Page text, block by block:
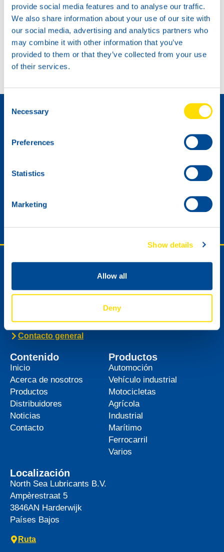
provide social media features and to analyse our traffic.
We also share information about your use of our site with
our social media, advertising and analytics partners who
may combine it with other information that you’ve
provided to them or that they’ve collected from your use
of their services.
Selection
Necessary
Preferences
Statistics
Marketing
Show details
Allow all
Deny
INICIAR SESIÓN
Síganos o póngase en contacto con
Contacto para distribuidores
Asistencia técnica
Contacto general
Contenido
Inicio
Acerca de nosotros
Productos
Distribuidores
Noticias
Contacto
Productos
Automoción
Vehículo industrial
Motocicletas
Agrícola
Industrial
Marítimo
Ferrocarril
Varios
Localización
North Sea Lubricants B.V.
Ampèrestraat 5
3846AN Harderwijk
Países Bajos
Ruta